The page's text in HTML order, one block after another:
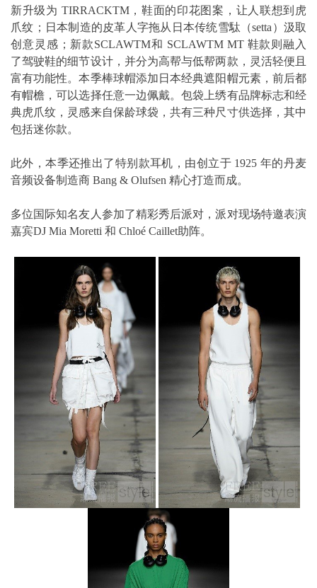
新升级为 TIRRACKTM，鞋面的印花图案，让人联想到虎
爪纹；日本制造的皮革人字拖从日本传统雪駄（setta）汲取
创意灵感；新款SCLAWTM和 SCLAWTM MT 鞋款则融入
了驾驶鞋的细节设计，并分为高帮与低帮两款，灵活轻便且
富有功能性。本季棒球帽添加日本经典遮阳帽元素，前后都
有帽檐，可以选择任意一边佩戴。包袋上绣有品牌标志和经
典虎爪纹，灵感来自保龄球袋，共有三种尺寸供选择，其中
包括迷你款。
此外，本季还推出了特别款耳机，由创立于 1925 年的丹麦
音频设备制造商 Bang & Olufsen 精心打造而成。
多位国际知名友人参加了精彩秀后派对，派对现场特邀表演
嘉宾DJ Mia Moretti 和 Chloé Caillet助阵。